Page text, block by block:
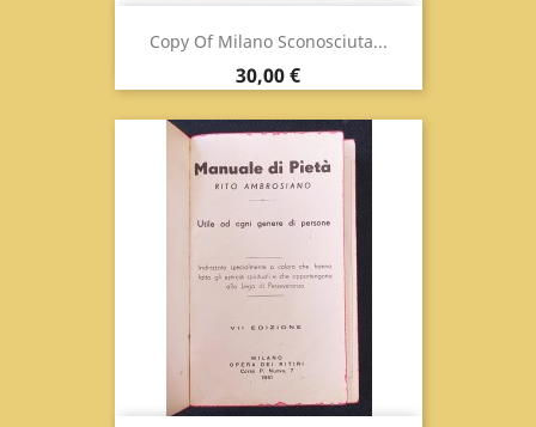
Copy Of Milano Sconosciuta...
Prix
30,00 €